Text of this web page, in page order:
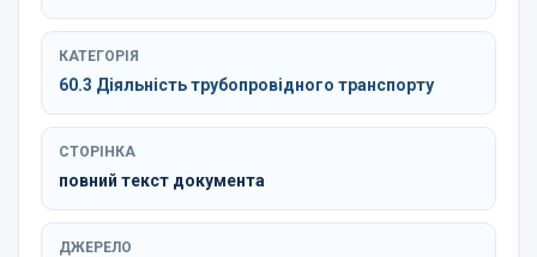
КАТЕГОРІЯ
60.3 Діяльність трубопровідного транспорту
СТОРІНКА
повний текст документа
ДЖЕРЕЛО